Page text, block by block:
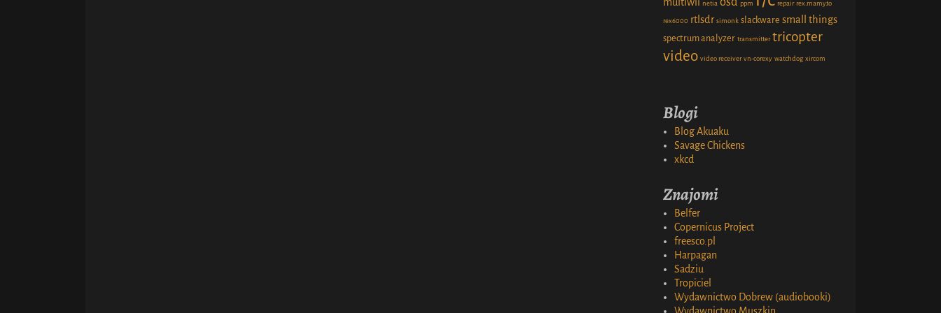
netia ppm repair rex.mamy.to
rex6000 rtlsdr simonk slackware small things
spectrum analyzer transmitter tricopter
video video receiver vn-corexy watchdog xircom
Blogi
Blog Akuaku
Savage Chickens
xkcd
Znajomi
Belfer
Copernicus Project
freesco.pl
Harpagan
Sadziu
Tropiciel
Wydawnictwo Dobrew (audiobooki)